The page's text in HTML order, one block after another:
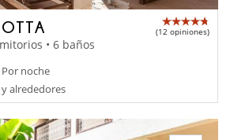
(12 opiniones)
• 6 baños
Por noche
alrededores